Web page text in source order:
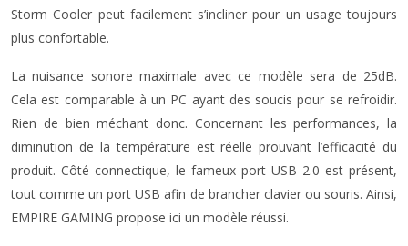
Storm Cooler peut facilement s’incliner pour un usage toujours
plus confortable.
La nuisance sonore maximale avec ce modèle sera de 25dB.
Cela est comparable à un PC ayant des soucis pour se refroidir.
Rien de bien méchant donc. Concernant les performances, la
diminution de la température est réelle prouvant l’efficacité du
produit. Côté connectique, le fameux port USB 2.0 est présent,
tout comme un port USB afin de brancher clavier ou souris. Ainsi,
EMPIRE GAMING propose ici un modèle réussi.